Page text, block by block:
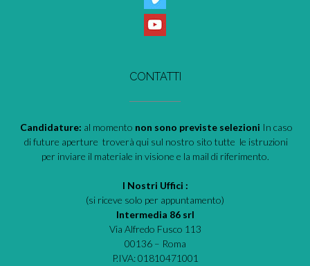
CONTATTI
Candidature: al momento non sono previste selezioni In caso
di future aperture troverà qui sul nostro sito tutte le istruzioni
per inviare il materiale in visione e la mail di riferimento.
I Nostri Uffici :
(si riceve solo per appuntamento)
Intermedia 86 srl
Via Alfredo Fusco 113
00136 – Roma
P.IVA: 01810471001